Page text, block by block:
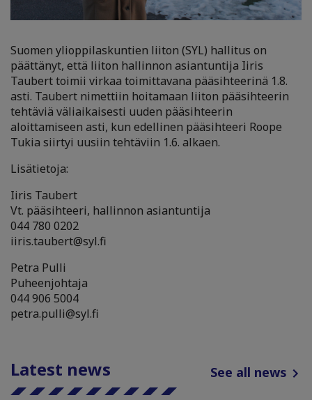
Suomen ylioppilaskuntien liiton (SYL) hallitus on
päättänyt, että liiton hallinnon asiantuntija Iiris
Taubert toimii virkaa toimittavana pääsihteerinä 1.8.
asti. Taubert nimettiin hoitamaan liiton pääsihteerin
tehtäviä väliaikaisesti uuden pääsihteerin
aloittamiseen asti, kun edellinen pääsihteeri Roope
Tukia siirtyi uusiin tehtäviin 1.6. alkaen.
Lisätietoja:
Iiris Taubert
Vt. pääsihteeri, hallinnon asiantuntija
044 780 0202
iiris.taubert@syl.fi
Petra Pulli
Puheenjohtaja
044 906 5004
petra.pulli@syl.fi
Latest news See all news